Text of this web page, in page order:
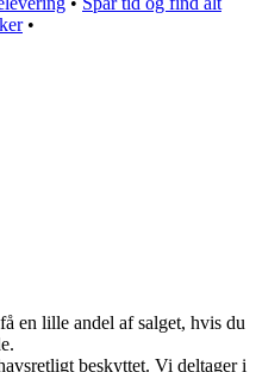
•
en lille andel af salget, hvis du
beskyttet. Vi deltager i